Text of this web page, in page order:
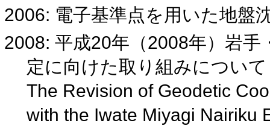
2006: 電子基準点を用いた地盤
2008: 平成20年（2008年）岩
定に向けた取り組みについ
The Revision of Geodetic
with the Iwate Miyagi Nairiku